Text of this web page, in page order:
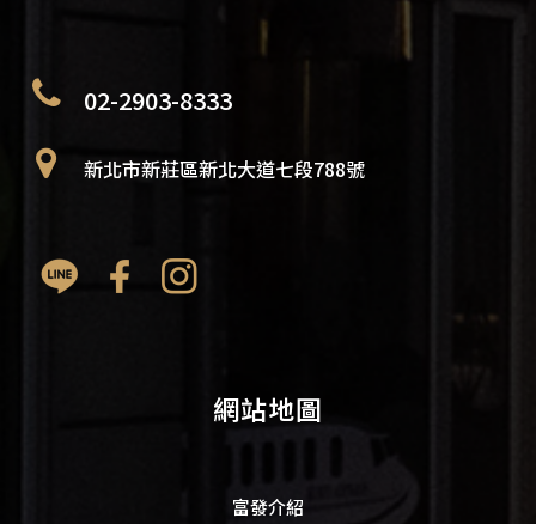
02-2903-8333
新北市新莊區新北大道七段788號
網站地圖
富發介紹